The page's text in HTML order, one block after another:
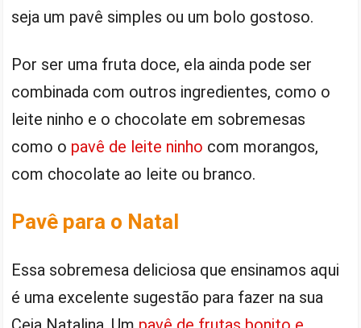
seja um pavê simples ou um bolo gostoso.
Por ser uma fruta doce, ela ainda pode ser
combinada com outros ingredientes, como o
leite ninho e o chocolate em sobremesas
como o pavê de leite ninho com morangos,
com chocolate ao leite ou branco.
Pavê para o Natal
Essa sobremesa deliciosa que ensinamos aqui
é uma excelente sugestão para fazer na sua